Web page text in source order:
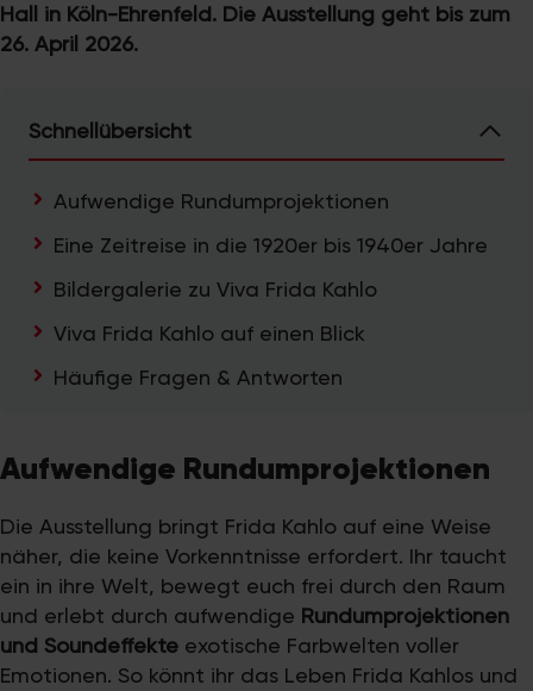
Hall in Köln-Ehrenfeld. Die Ausstellung geht bis zum
26. April 2026.
Schnellübersicht
Aufwendige Rundumprojektionen
Eine Zeitreise in die 1920er bis 1940er Jahre
Bildergalerie zu Viva Frida Kahlo
Viva Frida Kahlo auf einen Blick
Häufige Fragen & Antworten
Aufwendige Rundumprojektionen
Die Ausstellung bringt Frida Kahlo auf eine Weise
näher, die keine Vorkenntnisse erfordert. Ihr taucht
ein in ihre Welt, bewegt euch frei durch den Raum
und erlebt durch aufwendige Rundumprojektionen
und Soundeffekte exotische Farbwelten voller
Emotionen. So könnt ihr das Leben Frida Kahlos und